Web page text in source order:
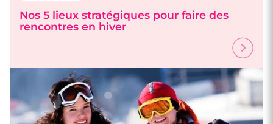
Nos 5 lieux stratégiques pour faire des
rencontres en hiver